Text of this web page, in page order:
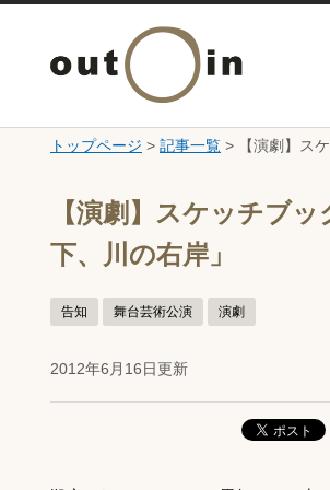
トップページ > 記事一覧 > 【演劇】ス
【演劇】スケッチブ
下、川の右岸」
告知 舞台芸術公演 演劇
2012年6月16日更新